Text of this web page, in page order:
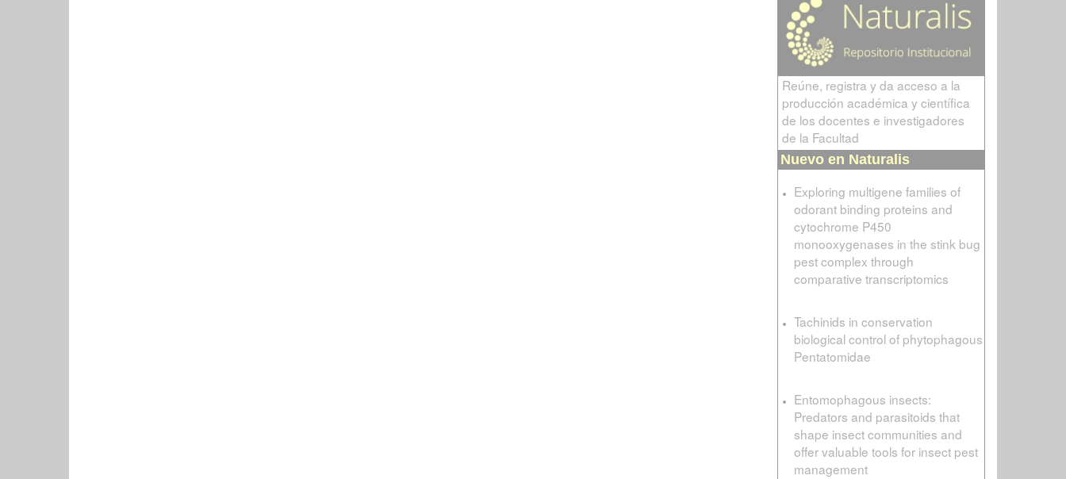
Reúne, registra y da acceso a la
producción académica y científica
de los docentes e investigadores
de la Facultad
Nuevo en Naturalis
Exploring multigene families of
odorant binding proteins and
cytochrome P450
monooxygenases in the stink bug
pest complex through
comparative transcriptomics
Tachinids in conservation
biological control of phytophagous
Pentatomidae
Entomophagous insects:
Predators and parasitoids that
shape insect communities and
offer valuable tools for insect pest
management